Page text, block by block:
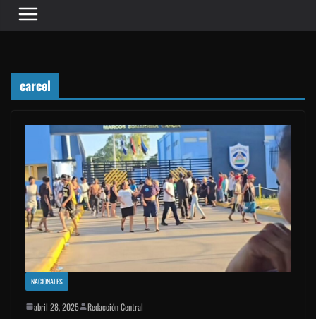
carcel
NACIONALES
abril 28, 2025 Redacción Central